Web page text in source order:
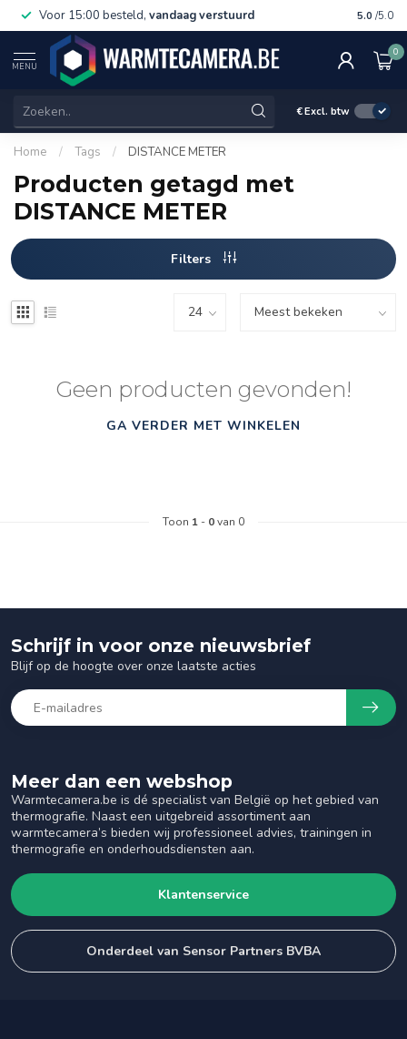
Voor 15:00 besteld, vandaag verstuurd Gratis
5.0 /5.0
MENU
0
€Excl. btw
Home / Tags / DISTANCE METER
Producten getagd met
DISTANCE METER
Filters
Geen producten gevonden!
GA VERDER MET WINKELEN
Toon 1 - 0van 0
Meer dan een webshop
Warmtecamera.be is dé specialist van België op het gebied van
thermografie. Naast een uitgebreid assortiment aan
warmtecamera’s bieden wij professioneel advies, trainingen in
thermografie en onderhoudsdiensten aan.
Klantenservice
Onderdeel van Sensor Partners BVBA
Schrijf in voor onze nieuwsbrief
Blijf op de hoogte over onze laatste acties